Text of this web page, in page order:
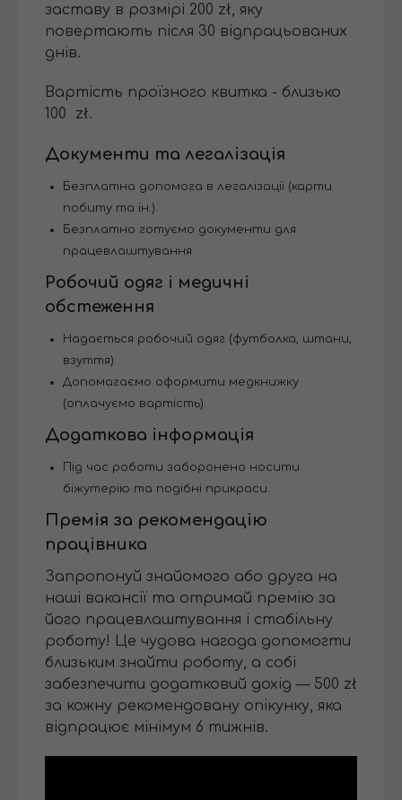
заставу в розмірі 200 zł, яку
повертають після 30 відпрацьованих
днів.
Вартість проїзного квитка - близько
100 zł.
Документи та легалізація
Безплатна допомога в легалізації (карти
побиту та ін.).
Безплатно готуємо документи для
працевлаштування.
Робочий одяг і медичні
обстеження
Надається робочий одяг (футболка, штани,
взуття).
Допомагаємо оформити медкнижку
(оплачуємо вартість).
Додаткова інформація
Під час роботи заборонено носити
біжутерію та подібні прикраси.
Премія за рекомендацію
працівника
Запропонуй знайомого або друга на
наші вакансії та отримай премію за
його працевлаштування і стабільну
роботу! Це чудова нагода допомогти
близьким знайти роботу, а собі
забезпечити додатковий дохід — 500 zł
за кожну рекомендовану опікунку, яка
відпрацює мінімум 6 тижнів.